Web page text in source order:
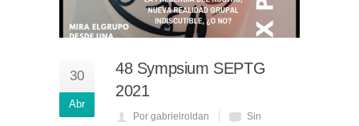
30
Abr
48 Sympsium SEPTG
2021
Por gabrielroldan
Sin